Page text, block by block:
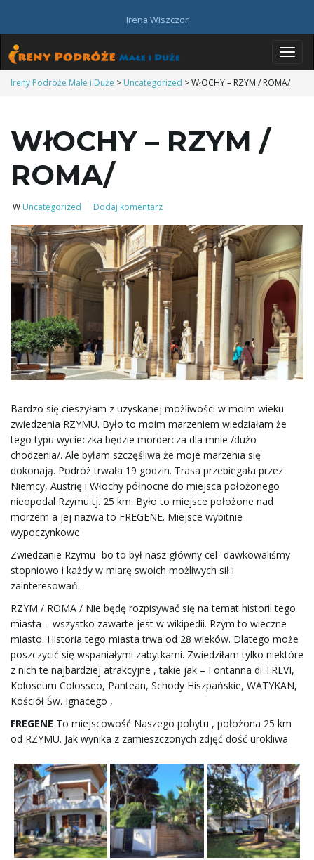
Irena Wiszczor
P
e
ą
n
a
w
g
a
Ireny Podróże Małe i Duże > Uncategorized >WłOCHY – RZYM / ROMA/
WłOCHY – RZYM /
ROMA/
W Uncategorized Dodaj komentarz
Bardzo się cieszyłam z uzyskanej możliwości w moim wieku
zwiedzenia RZYMU. Było to moim marzeniem wiedziałam że
tego typu wycieczka będzie mordercza dla mnie /dużo
chodzenia/. Ale byłam szczęśliwa że moje marzenia się
dokonają. Podróż trwała 19 godzin. Trasa przebiegała przez
Niemcy, Austrię i Włochy północne do miejsca położonego
nieopodal Rzymu tj. 25 km. Było to miejsce położone nad
morzem a jej nazwa to FREGENE. Miejsce wybitnie
wypoczynkowe
Zwiedzanie Rzymu- bo to był nasz główny cel- dawkowaliśmy
stopniowo i każdy w miarę swoich możliwych sił i
zainteresowań.
RZYM / ROMA / Nie będę rozpisywać się na temat historii tego
miasta – wszystko zawarte jest w wikipedii. Rzym to wieczne
miasto. Historia tego miasta trwa od 28 wieków. Dlatego może
poszczycić się wspaniałymi zabytkami. Zwiedziłam tylko niektóre
z nich te najbardziej atrakcyjne , takie jak – Fontanna di TREVI,
Koloseum Colosseo, Pantean, Schody Hiszpańskie, WATYKAN,
Kościół Św. Ignacego ,
FREGENE To miejscowość Naszego pobytu , położona 25 km
od RZYMU. Jak wynika z zamieszczonych zdjęć dość urokliwa